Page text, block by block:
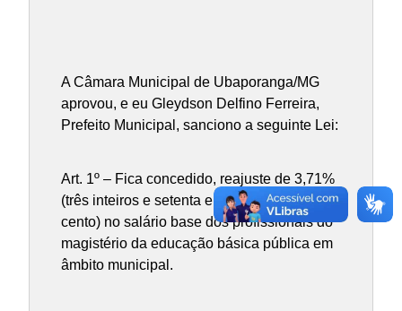
A Câmara Municipal de Ubaporanga/MG
aprovou, e eu Gleydson Delfino Ferreira,
Prefeito Municipal, sanciono a seguinte Lei:
Art. 1º – Fica concedido, reajuste de 3,71%
(três inteiros e setenta e um centésimos por
cento) no salário base dos profissionais do
magistério da educação básica pública em
âmbito municipal.